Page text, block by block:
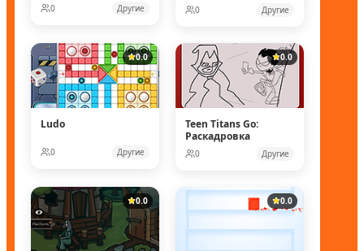
0 Другие 0 Другие
0.0
Ludo
0 Другие
0.0
Teen Titans Go:
Раскадровка
0 Другие
0.0 0.0